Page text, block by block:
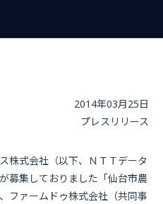
2014年03月25日
プレスリリース
株式会社（以下、ＮＴＴデータ
募集しておりました「仙台市農
ファームドゥ株式会社（共同事